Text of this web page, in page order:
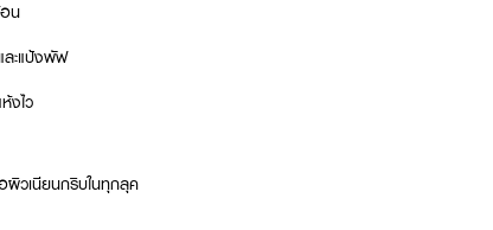
น
ะแป้งพัฟ
งไว
ผิวเนียนกริบในทุกลุค